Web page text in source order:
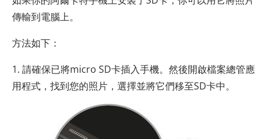
傳輸到電腦上。
方法如下：
1. 請確保已將micro SD卡插入手機。然後開啟檔案總管應
用程式，找到您的照片，選擇並將它們移至SD卡中。